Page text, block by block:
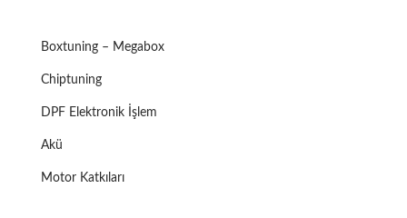
Boxtuning – Megabox
Chiptuning
DPF Elektronik İşlem
Akü
Motor Katkıları